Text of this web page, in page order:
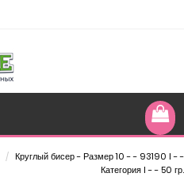
/ Круглый бисер - Размер 10 - - 93190 I - -
Категория I - - 50 гр.